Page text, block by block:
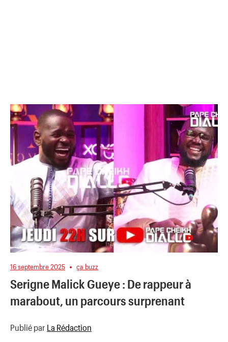
16 septembre 2025 ça buzz
Serigne Malick Gueye : De rappeur à
marabout, un parcours surprenant
Publié par La Rédaction